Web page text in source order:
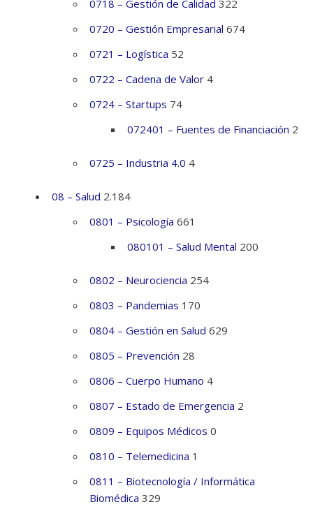
0718 – Gestión de Calidad 322
0720 – Gestión Empresarial 674
0721 – Logística 52
0722 – Cadena de Valor 4
0724 – Startups 74
072401 – Fuentes de Financiación 2
0725 – Industria 4.0 4
08 – Salud 2.184
0801 – Psicología 661
080101 – Salud Mental 200
0802 – Neurociencia 254
0803 – Pandemias 170
0804 – Gestión en Salud 629
0805 – Prevención 28
0806 – Cuerpo Humano 4
0807 – Estado de Emergencia 2
0809 – Equipos Médicos 0
0810 – Telemedicina 1
0811 – Biotecnología / Informática
Biomédica 329